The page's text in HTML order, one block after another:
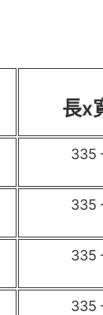
長x
335
335
335
335